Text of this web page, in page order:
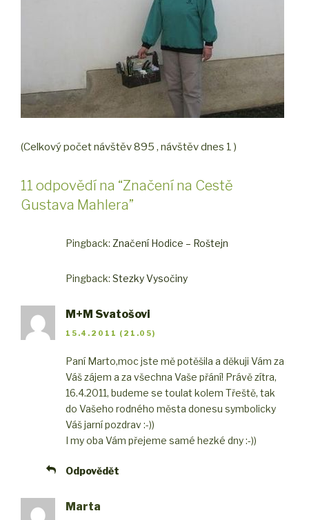
(Celkový počet návštěv 895 , návštěv dnes 1 )
11 odpovědí na “Značení na Cestě
Gustava Mahlera”
Pingback: Značení Hodice – Roštejn
Pingback: Stezky Vysočiny
M+M Svatošovi
15.4.2011 (21.05)
Paní Marto,moc jste mě potěšila a děkuji Vám za
Váš zájem a za všechna Vaše přání! Právě zítra,
16.4.2011, budeme se toulat kolem Třeště, tak
do Vašeho rodného města donesu symbolicky
Váš jarní pozdrav :-))
I my oba Vám přejeme samé hezké dny :-))
Odpovědět
Marta